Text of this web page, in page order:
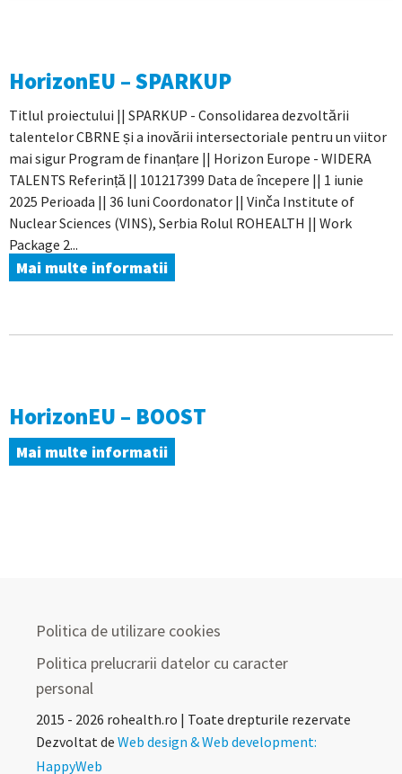
HorizonEU – SPARKUP
Titlul proiectului || SPARKUP - Consolidarea dezvoltării
talentelor CBRNE și a inovării intersectoriale pentru un viitor
mai sigur Program de finanțare || Horizon Europe - WIDERA
TALENTS Referință || 101217399 Data de începere || 1 iunie
2025 Perioada || 36 luni Coordonator || Vinča Institute of
Nuclear Sciences (VINS), Serbia Rolul ROHEALTH || Work
Package 2...
Mai multe informatii
HorizonEU – BOOST
Mai multe informatii
2015 - 2026 rohealth.ro | Toate drepturile rezervate
Dezvoltat de Web design & Web development:
HappyWeb
Politica de utilizare cookies
Politica prelucrarii datelor cu caracter
personal